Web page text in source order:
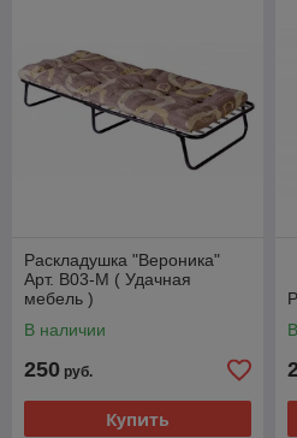
Раскладушка "Вероника"
Арт. В03-М ( Удачная
мебель )
В наличии
250 руб.
Купить